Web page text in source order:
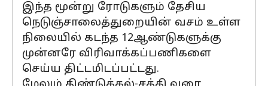
இந்த மூன்று ரோடுகளும் தேசிய
நெடுஞ்சாலைத்துறையின் வசம் உள்ள
நிலையில் கடந்த 12ஆண்டுகளுக்கு
முன்னரே விரிவாக்கப்பணிகளை
செய்ய திட்டமிடப்பட்டது.